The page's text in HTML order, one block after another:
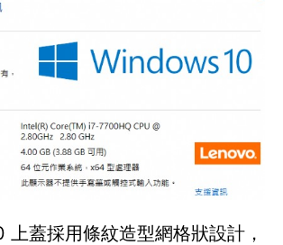
蓋採用條紋造型網格狀設計，